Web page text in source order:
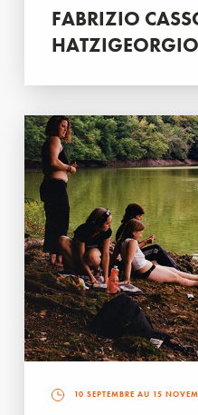
FABRIZIO
10 SEPTEMBRE AU 15